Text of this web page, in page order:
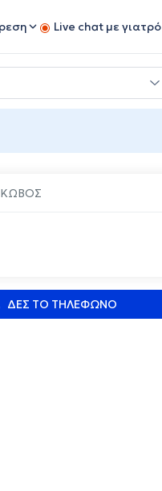
Live chat με γιατρό
ΔΕΣ ΤΟ ΤΗΛΕΦΩΝΟ